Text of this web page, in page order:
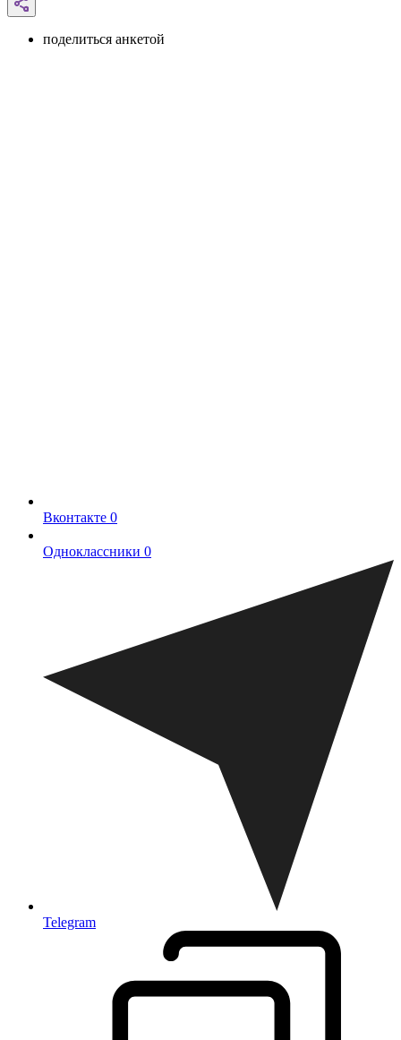
поделиться анкетой
Вконтакте 0
Одноклассники 0
Telegram